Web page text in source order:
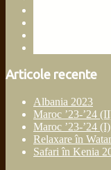
Articole recente
Albania 2023
Maroc ’23-’24
Maroc ’23-’24 (I)
Relaxare în
Safari în Kenia